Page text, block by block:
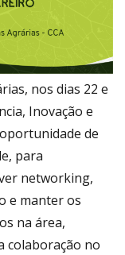
nos dias 22 e
Inovação e
de
para
networking,
e manter os
na área,
colaboração no